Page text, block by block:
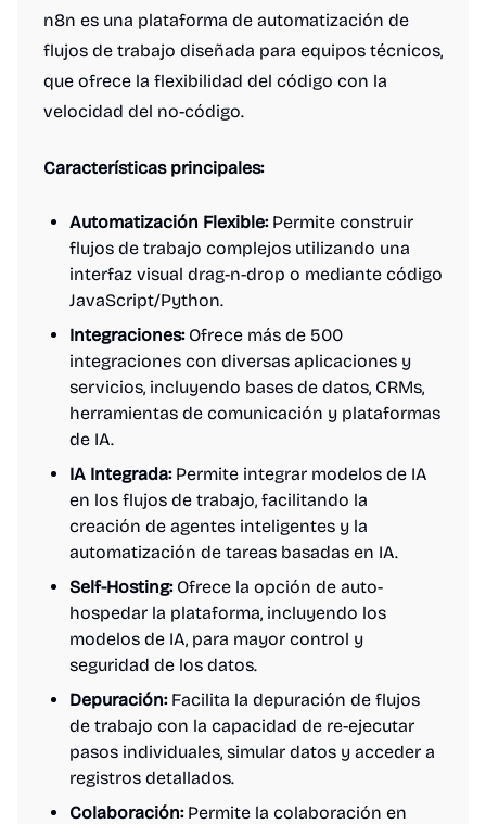
n8n es una plataforma de automatización de
flujos de trabajo diseñada para equipos técnicos,
que ofrece la flexibilidad del código con la
velocidad del no-código.
Características principales:
Automatización Flexible:Permite construir
flujos de trabajo complejos utilizando una
interfaz visual drag-n-drop o mediante código
JavaScript/Python.
Integraciones:Ofrece más de 500
integraciones con diversas aplicaciones y
servicios, incluyendo bases de datos, CRMs,
herramientas de comunicación y plataformas
de IA.
IA Integrada:Permite integrar modelos de IA
en los flujos de trabajo, facilitando la
creación de agentes inteligentes y la
automatización de tareas basadas en IA.
Self-Hosting:Ofrece la opción de auto-
hospedar la plataforma, incluyendo los
modelos de IA, para mayor control y
seguridad de los datos.
Depuración:Facilita la depuración de flujos
de trabajo con la capacidad de re-ejecutar
pasos individuales, simular datos y acceder a
registros detallados.
Colaboración:Permite la colaboración en